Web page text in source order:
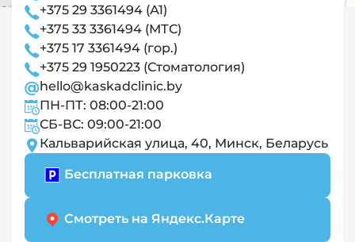
+375 29 3361494 (А1)
+375 33 3361494 (МТС)
+375 17 3361494 (гор.)
+375 29 1950223 (Стоматология)
hello@kaskadclinic.by
ПН-ПТ: 08:00-21:00
СБ-ВС: 09:00-21:00
Кальварийская улица, 40, Минск, Беларусь
Бесплатная парковка
Смотреть на Яндекс.Карте